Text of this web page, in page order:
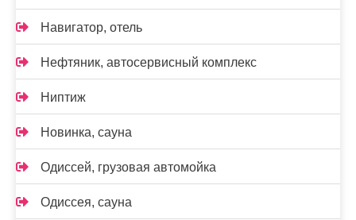
Навигатор, отель
Нефтяник, автосервисный комплекс
Ниптиж
Новинка, сауна
Одиссей, грузовая автомойка
Одиссея, сауна